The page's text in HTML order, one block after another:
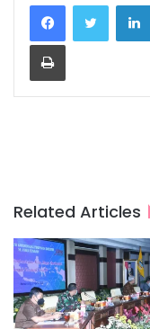
Print
Related Articles